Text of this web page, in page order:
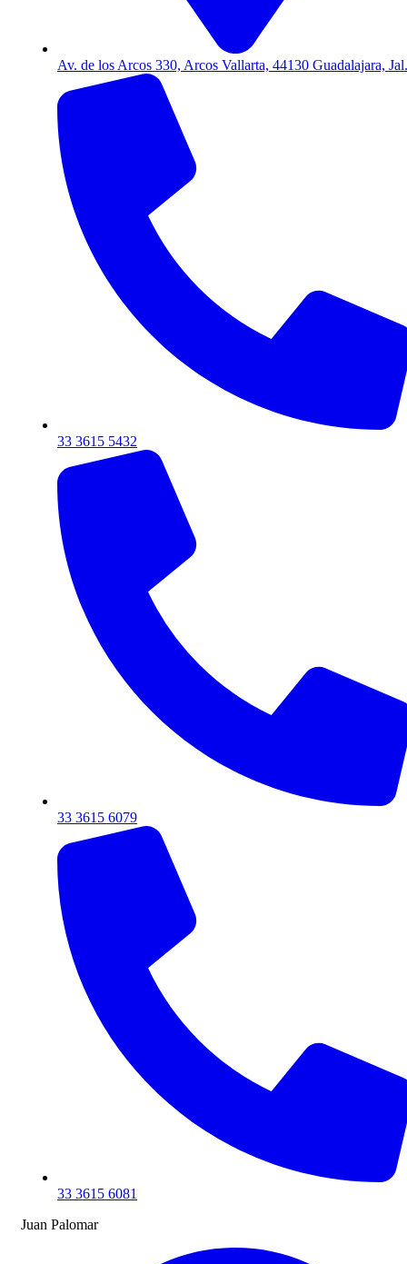
Av. de los Arcos 330, Arcos Vallarta, 44130 Guadalajara, Jal.
33 3615 5432
33 3615 6079
33 3615 6081
Juan Palomar